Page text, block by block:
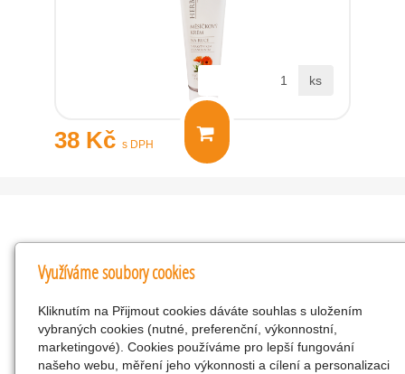
38 Kč s DPH
ks
Kontakty
KNK obchodní společnost s r.o.
Komenského 127, Žacléř, 542 01 Číslo účtu:
286293602/0300
25298518
Využíváme soubory cookies
Kliknutím na Přijmout cookies dáváte souhlas s uložením
vybraných cookies (nutné, preferenční, výkonnostní,
marketingové). Cookies používáme pro lepší fungování
našeho webu, měření jeho výkonnosti a cílení a personalizaci